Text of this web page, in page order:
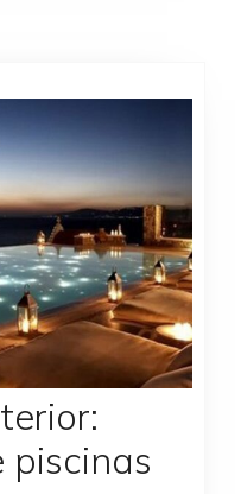
piscinas